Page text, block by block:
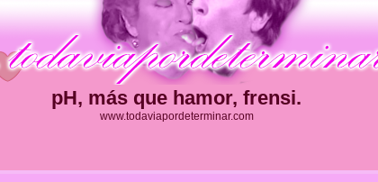
pH, más que hamor, frensi.
www.todaviapordeterminar.com